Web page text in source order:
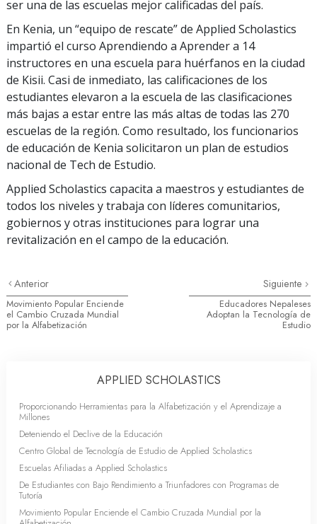
ser una de las escuelas mejor calificadas del país.
En Kenia, un “equipo de rescate” de Applied Scholastics
impartió el curso Aprendiendo a Aprender a 14
instructores en una escuela para huérfanos en la ciudad
de Kisii. Casi de inmediato, las calificaciones de los
estudiantes elevaron a la escuela de las clasificaciones
más bajas a estar entre las más altas de todas las 270
escuelas de la región. Como resultado, los funcionarios
de educación de Kenia solicitaron un plan de estudios
nacional de Tech de Estudio.
Applied Scholastics capacita a maestros y estudiantes de
todos los niveles y trabaja con líderes comunitarios,
gobiernos y otras instituciones para lograr una
revitalización en el campo de la educación.
Anterior
Movimiento Popular Enciende
el Cambio Cruzada Mundial
por la Alfabetización
Siguiente
Educadores Nepaleses
Adoptan la Tecnología de
Estudio
APPLIED SCHOLASTICS
Proporcionando Herramientas para la Alfabetización y el Aprendizaje a
Millones
Deteniendo el Declive de la Educación
Centro Global de Tecnología de Estudio de Applied Scholastics
Escuelas Afiliadas a Applied Scholastics
De Estudiantes con Bajo Rendimiento a Triunfadores con Programas de
Tutoría
Movimiento Popular Enciende el Cambio Cruzada Mundial por la